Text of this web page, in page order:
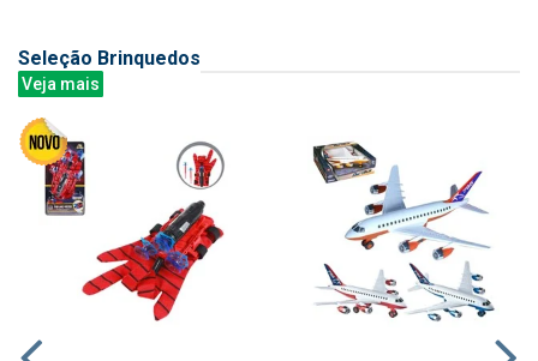
Seleção Brinquedos
Veja mais